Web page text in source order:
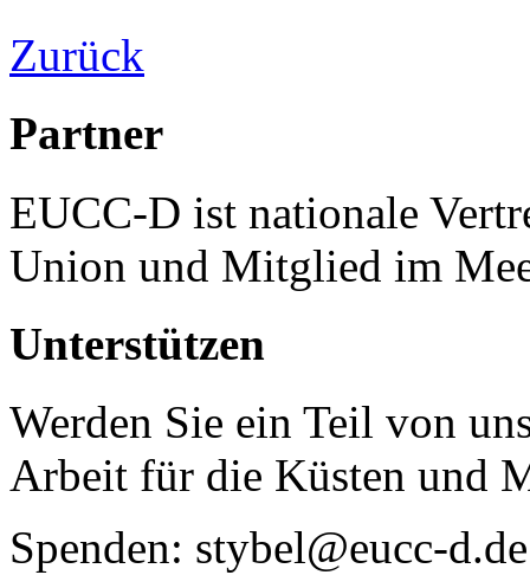
Zurück
Partner
EUCC-D ist nationale
Union und Mitglied im
Unterstützen
Werden Sie ein Teil von
Arbeit für die Küsten und
Spenden: stybel@eucc-d.de